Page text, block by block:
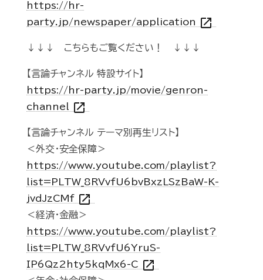
https://hr-
party.jp/newspaper/application open_in_new
↓↓↓ こちらもご覧ください！ ↓↓↓
【言論チャンネル 特設サイト】
https://hr-party.jp/movie/genron-
channel open_in_new
【言論チャンネル テーマ別再生リスト】
＜外交・安全保障＞
https://www.youtube.com/playlist?
list=PLTW_8RVvfU6bvBxzLSzBaW-K-
jvdJzCMf open_in_new
＜経済・金融＞
https://www.youtube.com/playlist?
list=PLTW_8RVvfU6YruS-
IP6Qz2hty5kqMx6-C open_in_new